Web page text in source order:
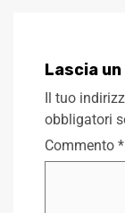
Lascia
Il tuo
obbligatori
Commento *